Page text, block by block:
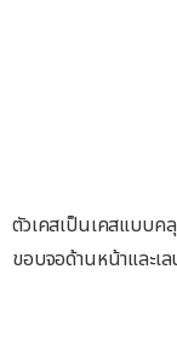
ตัวเคสเป็นเคสแบบ
ขอบจอด้านหน้าและเ